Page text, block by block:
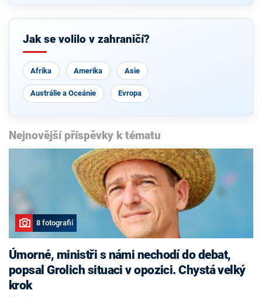
Jak se volilo v zahraničí?
Afrika Amerika Asie
Austrálie a Oceánie Evropa
Nejnovější příspěvky k tématu
8 fotografií
Úmorné, ministři s námi nechodí do debat,
popsal Grolich situaci v opozici. Chystá velký
krok